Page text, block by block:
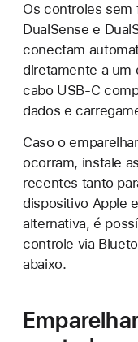
Os controles sem
DualSense e
conectam
diretamente a um
cabo USB-C
dados e
Caso o
ocorram, instale
recentes tanto
dispositivo Apple
alternativa, é
controle via
abaixo.